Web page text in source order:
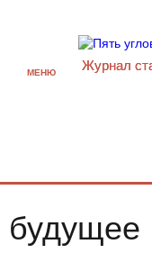
МЕНЮ Журнал
будущее